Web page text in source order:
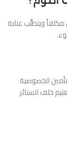
ويتطلَّب عناية
الخصوصية
خلف الستائر